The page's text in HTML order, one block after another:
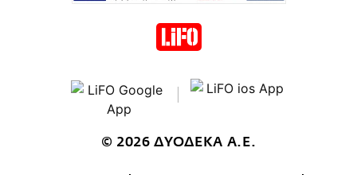
© 2026 ΔΥΟΔΕΚΑ Α.Ε.